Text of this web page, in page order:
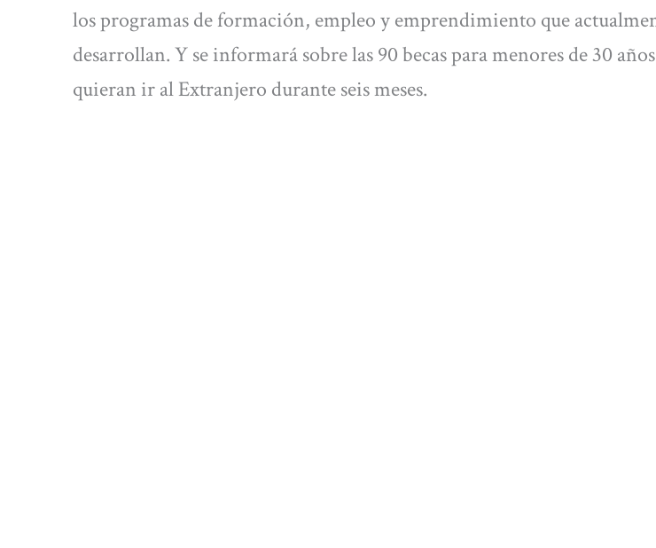
los programas de formación, empleo y emprendimiento que
desarrollan. Y se informará sobre las 90 becas para menores de 30
quieran ir al Extranjero durante seis meses.